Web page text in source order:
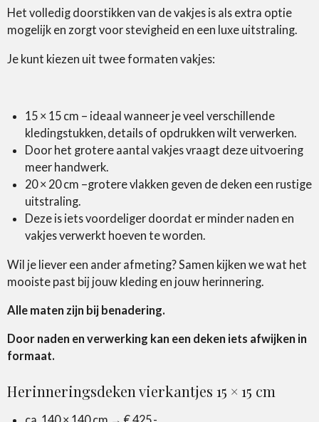
Het volledig doorstikken van de vakjes is als extra optie
mogelijk en zorgt voor stevigheid en een luxe uitstraling.
Je kunt kiezen uit twee formaten vakjes:
15 × 15 cm – ideaal wanneer je veel verschillende
kledingstukken, details of opdrukken wilt verwerken.
Door het grotere aantal vakjes vraagt deze uitvoering
meer handwerk.
20 × 20 cm –grotere vlakken geven de deken een rustige
uitstraling.
Deze is iets voordeliger doordat er minder naden en
vakjes verwerkt hoeven te worden.
Wil je liever een ander afmeting? Samen kijken we wat het
mooiste past bij jouw kleding en jouw herinnering.
Alle maten zijn bij benadering.
Door naden en verwerking kan een deken iets afwijken in
formaat.
Herinneringsdeken vierkantjes 15 × 15 cm